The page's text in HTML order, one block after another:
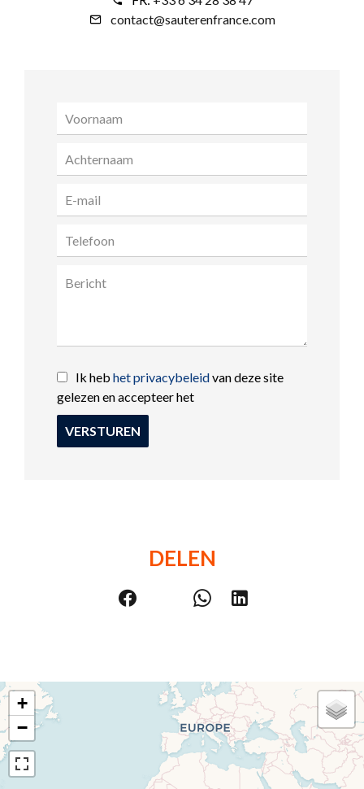
contact@sauterenfrance.com
Ik heb het privacybeleidvan deze site
gelezen en accepteer het
VERSTUREN
DELEN
+
−